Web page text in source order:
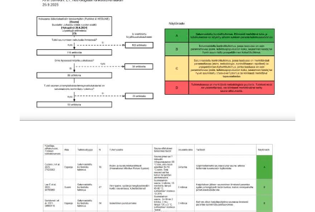
jaettu lauantai
Jäsen
Vieras jäsenen seurassa